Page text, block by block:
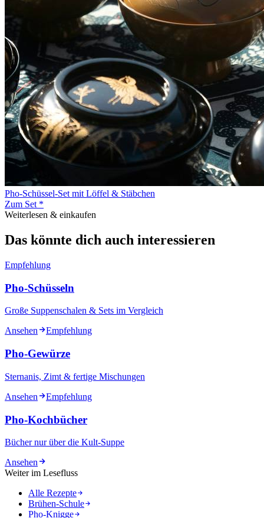
Pho-Schüssel-Set mit Löffel & Stäbchen
Zum Set *
Weiterlesen & einkaufen
Das könnte dich auch interessieren
Empfehlung
Pho-Schüsseln
Große Suppenschalen & Sets im Vergleich
Ansehen
Empfehlung
Pho-Gewürze
Sternanis, Zimt & fertige Mischungen
Ansehen
Empfehlung
Pho-Kochbücher
Bücher nur über die Kult-Suppe
Ansehen
Weiter im Lesefluss
Alle Rezepte
Brühen-Schule
Pho-Knigge